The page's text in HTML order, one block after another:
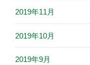
2019年11月
2019年10月
2019年9月